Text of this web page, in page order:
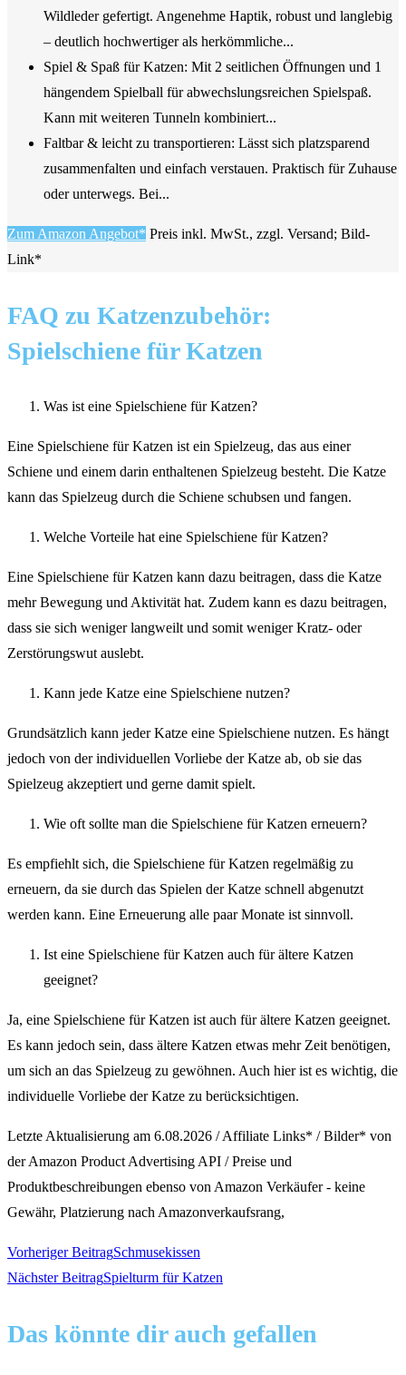
Wildleder gefertigt. Angenehme Haptik, robust und langlebig
– deutlich hochwertiger als herkömmliche...
Spiel & Spaß für Katzen: Mit 2 seitlichen Öffnungen und 1
hängendem Spielball für abwechslungsreichen Spielspaß.
Kann mit weiteren Tunneln kombiniert...
Faltbar & leicht zu transportieren: Lässt sich platzsparend
zusammenfalten und einfach verstauen. Praktisch für Zuhause
oder unterwegs. Bei...
Zum Amazon Angebot* Preis inkl. MwSt., zzgl. Versand; Bild-
Link*
FAQ zu Katzenzubehör:
Spielschiene für Katzen
Was ist eine Spielschiene für Katzen?
Eine Spielschiene für Katzen ist ein Spielzeug, das aus einer
Schiene und einem darin enthaltenen Spielzeug besteht. Die Katze
kann das Spielzeug durch die Schiene schubsen und fangen.
Welche Vorteile hat eine Spielschiene für Katzen?
Eine Spielschiene für Katzen kann dazu beitragen, dass die Katze
mehr Bewegung und Aktivität hat. Zudem kann es dazu beitragen,
dass sie sich weniger langweilt und somit weniger Kratz- oder
Zerstörungswut auslebt.
Kann jede Katze eine Spielschiene nutzen?
Grundsätzlich kann jeder Katze eine Spielschiene nutzen. Es hängt
jedoch von der individuellen Vorliebe der Katze ab, ob sie das
Spielzeug akzeptiert und gerne damit spielt.
Wie oft sollte man die Spielschiene für Katzen erneuern?
Es empfiehlt sich, die Spielschiene für Katzen regelmäßig zu
erneuern, da sie durch das Spielen der Katze schnell abgenutzt
werden kann. Eine Erneuerung alle paar Monate ist sinnvoll.
Ist eine Spielschiene für Katzen auch für ältere Katzen
geeignet?
Ja, eine Spielschiene für Katzen ist auch für ältere Katzen geeignet.
Es kann jedoch sein, dass ältere Katzen etwas mehr Zeit benötigen,
um sich an das Spielzeug zu gewöhnen. Auch hier ist es wichtig, die
individuelle Vorliebe der Katze zu berücksichtigen.
Letzte Aktualisierung am 6.08.2026 / Affiliate Links* / Bilder* von
der Amazon Product Advertising API / Preise und
Produktbeschreibungen ebenso von Amazon Verkäufer - keine
Gewähr, Platzierung nach Amazonverkaufsrang,
Weitere
ansehen
Vorheriger BeitragSchmusekissen
Nächster BeitragSpielturm für Katzen
Das könnte dir auch gefallen